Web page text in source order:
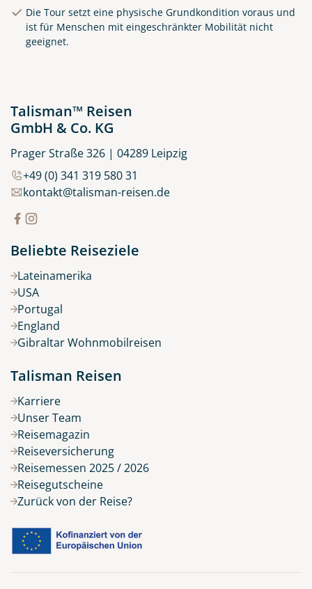
Clifden Harbour Co. Galway
Die Tour setzt eine physische Grundkondition voraus und
ist für Menschen mit eingeschränkter Mobilität nicht
geeignet.
Talisman™ Reisen
GmbH & Co. KG
Prager Straße 326 | 04289 Leipzig
+49 (0) 341 319 580 31
kontakt@talisman-reisen.de
Beliebte Reiseziele
Lateinamerika
USA
Portugal
England
Gibraltar Wohnmobilreisen
Talisman Reisen
Karriere
Unser Team
Reisemagazin
Reiseversicherung
Reisemessen 2025 / 2026
Reisegutscheine
Zurück von der Reise?